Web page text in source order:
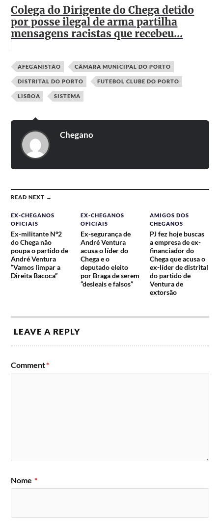
Colega do Dirigente do Chega detido
por posse ilegal de arma partilha
mensagens racistas que recebeu...
AFEGANISTÃO CÂMARA MUNICIPAL DO PORTO
DISTRITAL DO PORTO FUTEBOL CLUBE DO PORTO
LISBOA SISTEMA
Chegano
READ NEXT →
EX-CHEGANOS
OFICIAIS
Ex-militante Nº2
do Chega não
poupa o partido de
André Ventura
“Vamos limpar a
Direita Bacoca”
EX-CHEGANOS
OFICIAIS
Ex-segurança de
André Ventura
acusa o líder do
Chega e o
deputado eleito
por Braga de serem
“desleais e falsos”
AMIGOS DOS
CHEGANOS
PJ fez hoje buscas
a empresa de ex-
financiador do
Chega que acusa o
ex-líder de distrital
do partido de
Ventura de
extorsão
LEAVE A REPLY
Comment*
Nome *